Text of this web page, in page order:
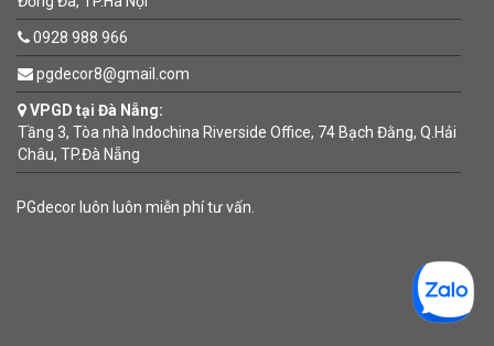
0928 988 966
pgdecor8@gmail.com
VPGD tại Đà Nẵng:
Tầng 3, Tòa nhà Indochina Riverside Office, 74 Bạch Đằng, Q.Hải
Châu, TP.Đà Nẵng
PGdecor luôn luôn miễn phí tư vấn.